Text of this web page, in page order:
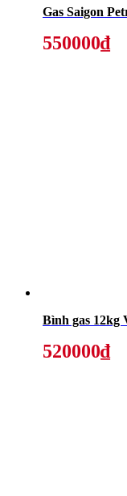
550000₫
Bình gas 12kg
520000₫